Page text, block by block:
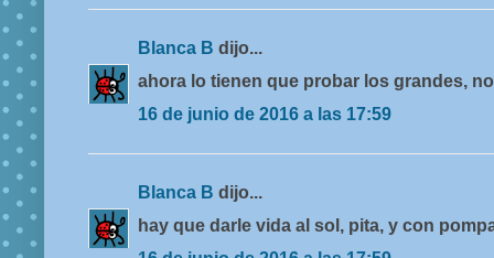
Blanca B dijo...
ahora lo tienen que probar los grandes,
16 de junio de 2016 a las 17:59
Blanca B dijo...
hay que darle vida al sol, pita, y con